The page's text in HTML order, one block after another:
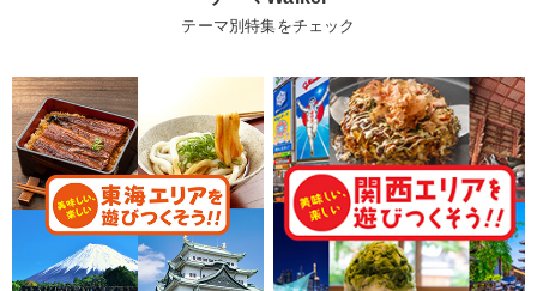
テーマ別特集をチェック